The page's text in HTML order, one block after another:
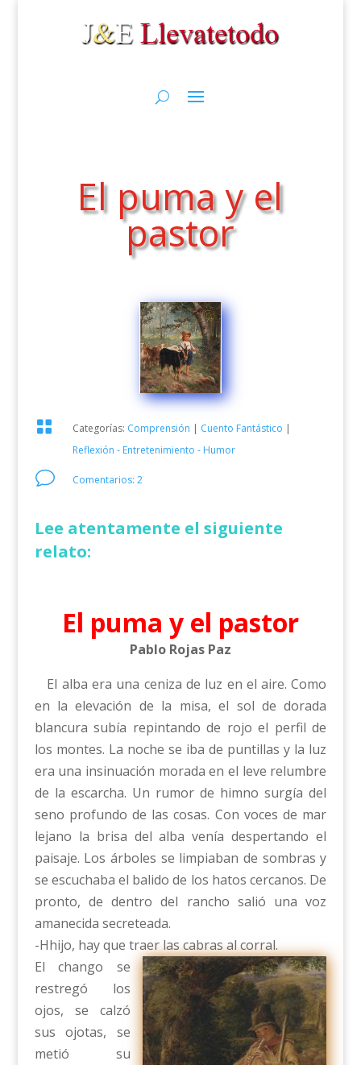
El puma y el
pastor
 Categorías: Comprensión | Cuento Fantástico |
Reflexión - Entretenimiento - Humor
v Comentarios: 2
Lee atentamente el siguiente
relato:
El puma y el pastor
Pablo Rojas Paz
El alba era una ceniza de luz en el aire. Como
en la elevación de la misa, el sol de dorada
blancura subía repintando de rojo el perfil de
los montes. La noche se iba de puntillas y la luz
era una insinuación morada en el leve relumbre
de la escarcha. Un rumor de himno surgía del
seno profundo de las cosas. Con voces de mar
lejano la brisa del alba venía despertando el
paisaje. Los árboles se limpiaban de sombras y
se escuchaba el balido de los hatos cercanos. De
pronto, de dentro del rancho salió una voz
amanecida secreteada.
-Hhijo, hay que traer las cabras al corral.
El chango se
restregó los
ojos, se calzó
sus ojotas, se
metió su